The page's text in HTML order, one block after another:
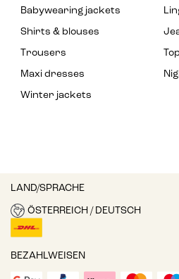
Babywearing jackets
Shirts & blouses
Trousers
Maxi dresses
Winter jackets
LAND/SPRACHE
ÖSTERREICH / DEUTSCH
BEZAHLWEISEN